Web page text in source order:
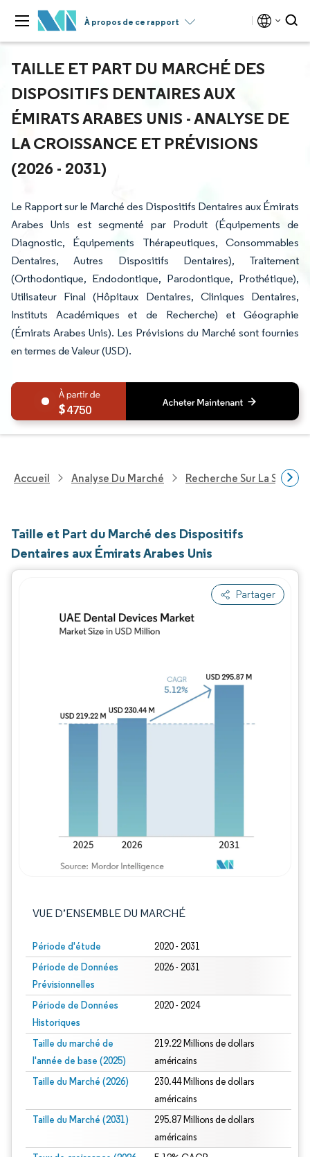
À propos de ce rapport
TAILLE ET PART DU MARCHÉ DES
DISPOSITIFS DENTAIRES AUX
ÉMIRATS ARABES UNIS - ANALYSE DE
LA CROISSANCE ET PRÉVISIONS
(2026 - 2031)
Le Rapport sur le Marché des Dispositifs Dentaires aux Émirats
Arabes Unis est segmenté par Produit (Équipements de
Diagnostic, Équipements Thérapeutiques, Consommables
Dentaires, Autres Dispositifs Dentaires), Traitement
(Orthodontique, Endodontique, Parodontique, Prothétique),
Utilisateur Final (Hôpitaux Dentaires, Cliniques Dentaires,
Instituts Académiques et de Recherche) et Géographie
(Émirats Arabes Unis). Les Prévisions du Marché sont fournies
en termes de Valeur (USD).
4750
Accueil Analyse Du Marché Recherche Sur La Santé
Taille et Part du Marché des Dispositifs
Dentaires aux Émirats Arabes Unis
Partager
VUE D’ENSEMBLE DU MARCHÉ
Période d'étude 2020 - 2031
Période de Données
Prévisionnelles
2026 - 2031
Période de Données
Historiques
2020 - 2024
Taille du marché de
l'année de base (2025)
219.22 Millions de dollars
américains
Taille du Marché (2026)
230.44 Millions de dollars
américains
Taille du Marché (2031)
295.87 Millions de dollars
américains